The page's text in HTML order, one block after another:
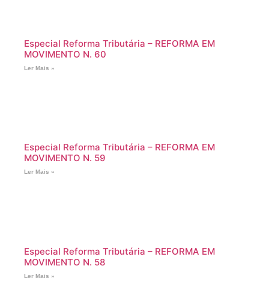
Especial Reforma Tributária – REFORMA EM
MOVIMENTO N. 60
Ler Mais »
Especial Reforma Tributária – REFORMA EM
MOVIMENTO N. 59
Ler Mais »
Especial Reforma Tributária – REFORMA EM
MOVIMENTO N. 58
Ler Mais »